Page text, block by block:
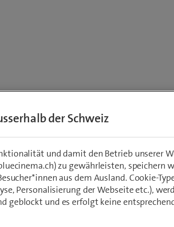
*
der Schweiz
und damit den Betrieb unserer
zu gewährleisten, speichern
aus dem Ausland. Cookie-
Personalisierung der Webseite etc.),
geblockt und es erfolgt keine